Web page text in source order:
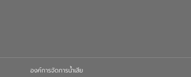
องค์การจัดการน้ำเสีย